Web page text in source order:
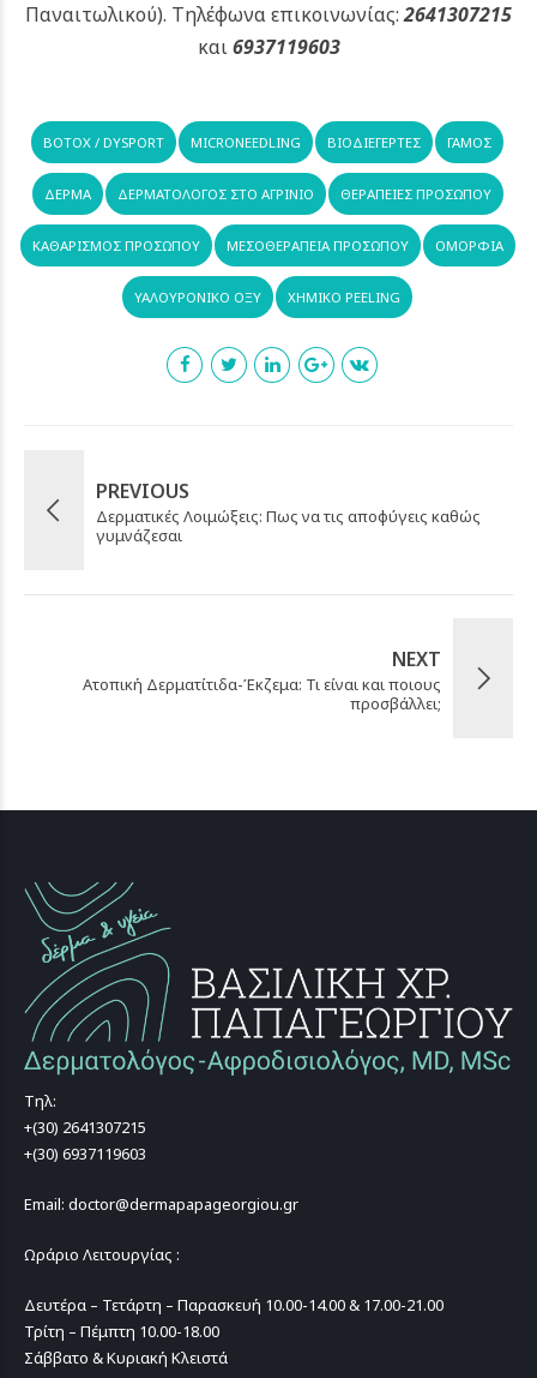
Παναιτωλικού). Τηλέφωνα επικοινωνίας:2641307215
και6937119603
BOTOX / DYSPORT MICRONEEDLING ΒΙΟΔΙΕΓΈΡΤΕΣ ΓΑΜΟΣ
ΔΈΡΜΑ ΔΕΡΜΑΤΟΛΌΓΟΣ ΣΤΟ ΑΓΡΊΝΙΟ ΘΕΡΑΠΕΙΕΣ ΠΡΟΣΩΠΟΥ
ΚΑΘΑΡΙΣΜΌΣ ΠΡΟΣΏΠΟΥ ΜΕΣΟΘΕΡΑΠΕΊΑ ΠΡΟΣΏΠΟΥ ΟΜΟΡΦΙΑ
ΥΑΛΟΥΡΟΝΙΚΌ ΟΞΎ ΧΗΜΙΚΌ PEELING
PREVIOUS
Δερματικές Λοιμώξεις: Πως να τις αποφύγεις καθώς
γυμνάζεσαι
NEXT
Ατοπική Δερματίτιδα-Έκζεμα: Τι είναι και ποιους
προσβάλλει;
Τηλ:
+(30) 2641307215
+(30) 6937119603
Email: doctor@dermapapageorgiou.gr
Ωράριο Λειτουργίας :
Δευτέρα – Τετάρτη – Παρασκευή 10.00-14.00 & 17.00-21.00
Τρίτη – Πέμπτη 10.00-18.00
Σάββατο & Κυριακή Κλειστά